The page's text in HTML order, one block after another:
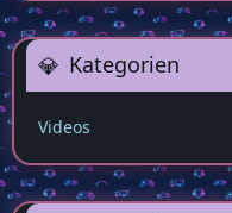
Kategorien
Videos